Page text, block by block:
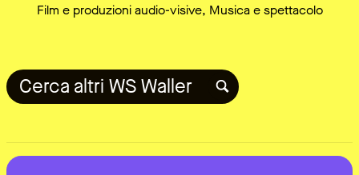
Film e produzioni audio-visive, Musica e spettacolo
Cerca altri WS Waller